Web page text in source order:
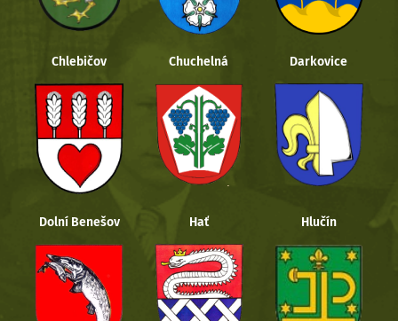
Chlebičov Chuchelná Darkovice
Dolní Benešov Hať Hlučín